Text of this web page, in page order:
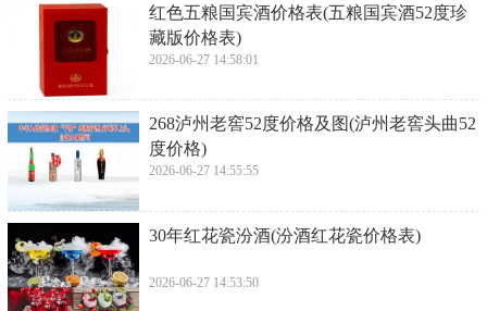
​红色五粮国宾酒价格表(五粮国宾酒52度珍
藏版价格表)
2026-06-27 14:58:01
​268泸州老窖52度价格及图(泸州老窖头曲52
度价格)
2026-06-27 14:55:55
​30年红花瓷汾酒(汾酒红花瓷价格表)
2026-06-27 14:53:50